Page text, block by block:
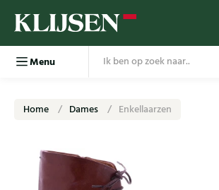
Menu
Home Dames Enkellaarzen